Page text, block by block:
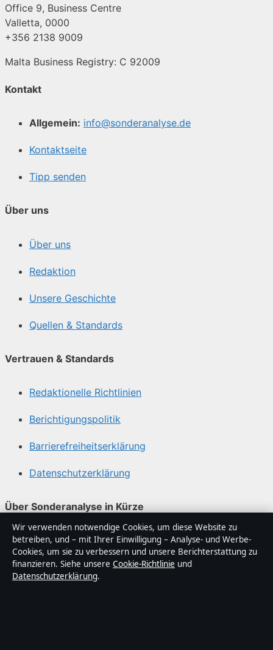
Office 9, Business Centre
Valletta, 0000
+356 2138 9009
Malta Business Registry: C 92009
Kontakt
Allgemein: info@sonderanalyse.de
Kontaktseite
Tipp senden
Über uns
Über uns
Redaktion
Unsere Geschichte
Quellen & Standards
Vertrauen & Standards
Redaktionelle Richtlinien
Berichtigungspolitik
Barrierefreiheitserklärung
Datenschutzerklärung
Über Sonderanalyse in Kürze
Sonderanalyse ist ein unabhängiger digitaler
Nachrichtenanbieter mit Fokus auf Politik, Wirtschaft,
Technik und Gesellschaft in Deutschland. Jeder Artikel
trägt eine Byline, wird von einem Redakteur geprüft und
Wir verwenden notwendige Cookies, um diese Website zu
betreiben, und – mit Ihrer Einwilligung – Analyse- und Werbe-
Cookies, um sie zu verbessern und unsere Berichterstattung zu
finanzieren. Siehe unsere Cookie-Richtlinie und
Datenschutzerklärung.